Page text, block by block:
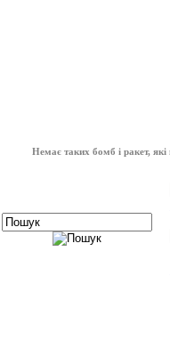
Немає таких бомб і ракет, які